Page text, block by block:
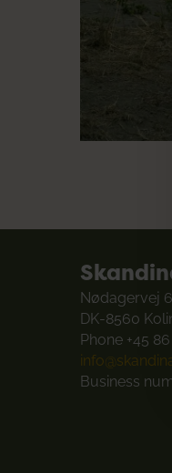
Nødagervej
DK-8560
Phone +45 86
Business